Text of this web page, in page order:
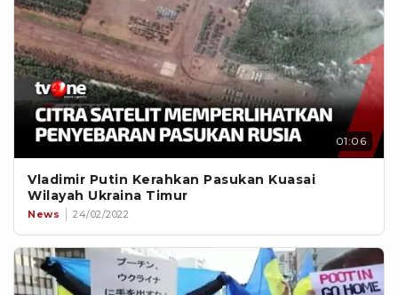
01:06
Vladimir Putin Kerahkan Pasukan Kuasai
Wilayah Ukraina Timur
News 24/02/2022